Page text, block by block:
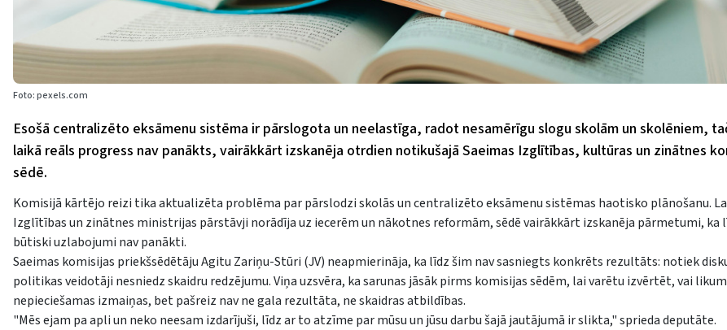
Foto: pexels.com
Esošā centralizēto eksāmenu sistēma ir pārslogota un neelastīga, radot nesamērīgu slogu skolām un skolēniem,
laikā reāls progress nav panākts, vairākkārt izskanēja otrdien notikušajā Saeimas Izglītības, kultūras un zinātnes
sēdē.
Komisijā kārtējo reizi tika aktualizēta problēma par pārslodzi skolās un centralizēto eksāmenu sistēmas haotisko plānošanu.
Izglītības un zinātnes ministrijas pārstāvji norādīja uz iecerēm un nākotnes reformām, sēdē vairākkārt izskanēja pārmetumi, ka
būtiski uzlabojumi nav panākti.
Saeimas komisijas priekšsēdētāju Agitu Zariņu-Stūri (JV) neapmierināja, ka līdz šim nav sasniegts konkrēts rezultāts: notiek
politikas veidotāji nesniedz skaidru redzējumu. Viņa uzsvēra, ka sarunas jāsāk pirms komisijas sēdēm, lai varētu izvērtēt, vai
nepieciešamas izmaiņas, bet pašreiz nav ne gala rezultāta, ne skaidras atbildības.
"Mēs ejam pa apli un neko neesam izdarījuši, līdz ar to atzīme par mūsu un jūsu darbu šajā jautājumā ir slikta," sprieda deputāte.